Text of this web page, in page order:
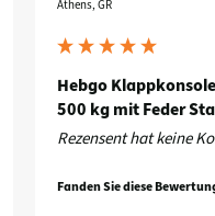
Athens, GR
Hebgo
500 kg mit Feder
Rezensent hat keine
Fanden Sie diese